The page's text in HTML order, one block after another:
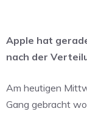
Apple hat
nach der
Am heutigen
Gang gebracht